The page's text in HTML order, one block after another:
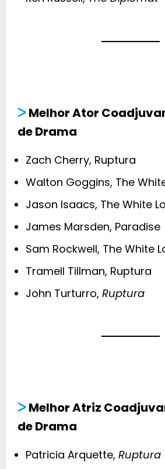
ᐳMelhor Ator
de Drama
Zach Cherry, Ruptura
Walton Goggins, The
Jason Isaacs, The White
James Marsden, Paradise
Sam Rockwell, The White
Tramell Tillman, Ruptura
John Turturro, Ruptura
ᐳMelhor Atriz
de Drama
Patricia Arquette, Ruptura